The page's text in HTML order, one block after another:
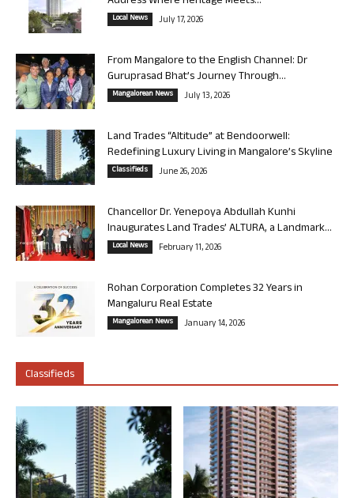
Local News July 17, 2026
From Mangalore to the English Channel: Dr
Guruprasad Bhat’s Journey Through...
Mangalorean News July 13, 2026
Land Trades “Altitude” at Bendoorwell:
Redefining Luxury Living in Mangalore’s Skyline
Classifieds June 26, 2026
Chancellor Dr. Yenepoya Abdullah Kunhi
Inaugurates Land Trades’ ALTURA, a Landmark...
Local News February 11, 2026
Rohan Corporation Completes 32 Years in
Mangaluru Real Estate
Mangalorean News January 14, 2026
Classifieds